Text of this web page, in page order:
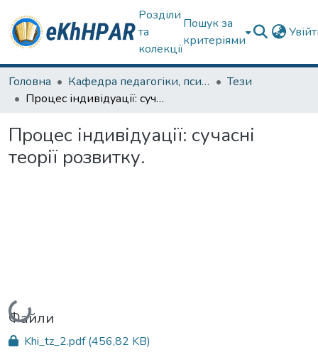
Розділи
та
колекції
Пошук за
критеріями
Головна Кафедра педагогіки, психології, початкової освіти та освітнього менеджменту
Тези
Процес індивідуації: сучасні теорії розвитку.
Процес індивідуації: сучасні
теорії розвитку.
Вантажиться...
Файли
Khi_tz_2.pdf(456,82 KB)